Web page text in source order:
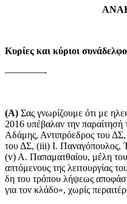
Κυρίες και κύριοι
————-
(Α) Σας γνωρίζουμε ότι με
2016 υπέβαλαν την
Αδάμης, Αντιπρόεδρος του
του ΔΣ, (iii) Ι. Παναγόπουλος,
(v) Α. Παπαματθαίου, μέλη
απτόμενους της λειτουργίας
δη του τρόπου λήψεως
για τον κλάδο», χωρίς